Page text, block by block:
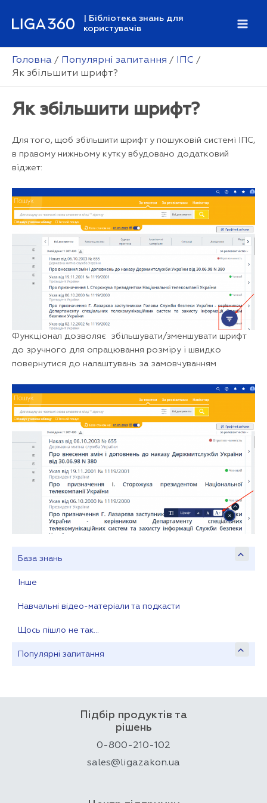
| Бібліотека знань для
користувачів
Головна Популярні запитання
ІПС
Як збільшити шрифт?
База знань
Інше
Навчальні відео-матеріали та подкасти
Щось пішло не так…
Популярні запитання
Як збільшити шрифт?
Для того, щоб збільшити шрифт у пошуковій системі ІПС,
в правому нижньому кутку вбудовано додатковий
віджет:
Функціонал дозволяє збільшувати/зменшувати шрифт
до зручного для опрацювання розміру і швидко
повернутися до налаштувань за замовчуванням
Підбір продуктів та
рішень
0-800-210-102
sales@ligazakon.ua